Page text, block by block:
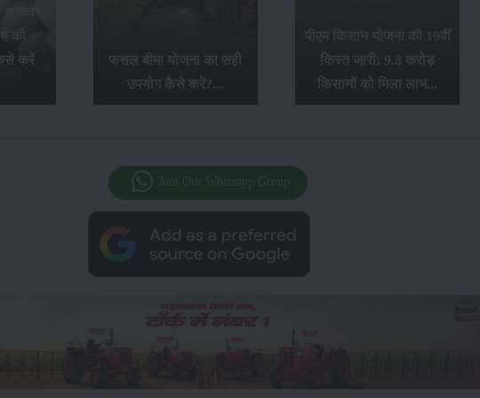
की
करें
फसल बीमा योजना का सही
उपयोग कैसे करें?...
पीएम किसान योजना की 19वीं
किस्त जारी: 9.8 करोड़
किसानों को मिला लाभ...
Join Our Whatsapp Group